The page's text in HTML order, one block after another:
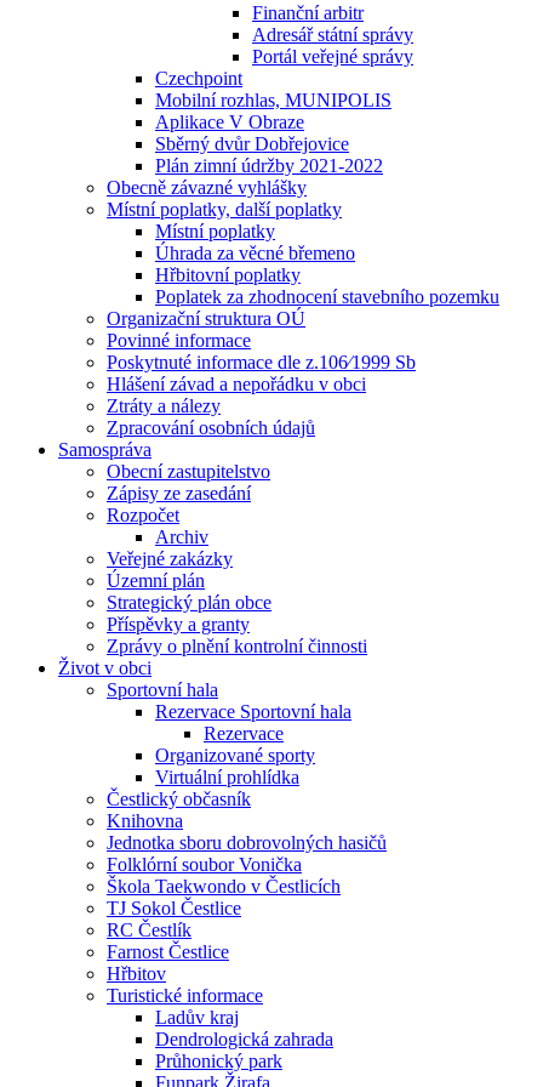
Finanční arbitr
Adresář státní správy
Portál veřejné správy
Czechpoint
Mobilní rozhlas, MUNIPOLIS
Aplikace V Obraze
Sběrný dvůr Dobřejovice
Plán zimní údržby 2021-2022
Obecně závazné vyhlášky
Místní poplatky, další poplatky
Místní poplatky
Úhrada za věcné břemeno
Hřbitovní poplatky
Poplatek za zhodnocení stavebního pozemku
Organizační struktura OÚ
Povinné informace
Poskytnuté informace dle z.106⁄1999 Sb
Hlášení závad a nepořádku v obci
Ztráty a nálezy
Zpracování osobních údajů
Samospráva
Obecní zastupitelstvo
Zápisy ze zasedání
Rozpočet
Archiv
Veřejné zakázky
Územní plán
Strategický plán obce
Příspěvky a granty
Zprávy o plnění kontrolní činnosti
Život v obci
Sportovní hala
Rezervace Sportovní hala
Rezervace
Organizované sporty
Virtuální prohlídka
Čestlický občasník
Knihovna
Jednotka sboru dobrovolných hasičů
Folklórní soubor Vonička
Škola Taekwondo v Čestlicích
TJ Sokol Čestlice
RC Čestlík
Farnost Čestlice
Hřbitov
Turistické informace
Ladův kraj
Dendrologická zahrada
Průhonický park
Funpark Žirafa